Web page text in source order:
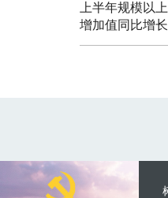
上半年规模以
增加值同比增